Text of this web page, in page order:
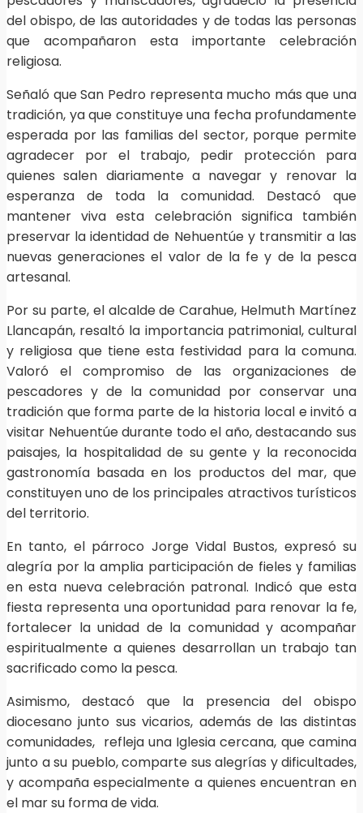
del obispo, de las autoridades y de todas las personas
que acompañaron esta importante celebración
religiosa.
Señaló que San Pedro representa mucho más que una
tradición, ya que constituye una fecha profundamente
esperada por las familias del sector, porque permite
agradecer por el trabajo, pedir protección para
quienes salen diariamente a navegar y renovar la
esperanza de toda la comunidad. Destacó que
mantener viva esta celebración significa también
preservar la identidad de Nehuentúe y transmitir a las
nuevas generaciones el valor de la fe y de la pesca
artesanal.
Por su parte, el alcalde de Carahue, Helmuth Martínez
Llancapán, resaltó la importancia patrimonial, cultural
y religiosa que tiene esta festividad para la comuna.
Valoró el compromiso de las organizaciones de
pescadores y de la comunidad por conservar una
tradición que forma parte de la historia local e invitó a
visitar Nehuentúe durante todo el año, destacando sus
paisajes, la hospitalidad de su gente y la reconocida
gastronomía basada en los productos del mar, que
constituyen uno de los principales atractivos turísticos
del territorio.
En tanto, el párroco Jorge Vidal Bustos, expresó su
alegría por la amplia participación de fieles y familias
en esta nueva celebración patronal. Indicó que esta
fiesta representa una oportunidad para renovar la fe,
fortalecer la unidad de la comunidad y acompañar
espiritualmente a quienes desarrollan un trabajo tan
sacrificado como la pesca.
Asimismo, destacó que la presencia del obispo
diocesano junto sus vicarios, además de las distintas
comunidades, refleja una Iglesia cercana, que camina
junto a su pueblo, comparte sus alegrías y dificultades,
y acompaña especialmente a quienes encuentran en
el mar su forma de vida.